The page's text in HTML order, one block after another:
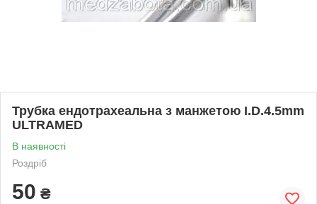
Трубка ендотрахеальна з манжетою I.D.4.5mm
ULTRAMED
В наявності
Роздріб
50 ₴